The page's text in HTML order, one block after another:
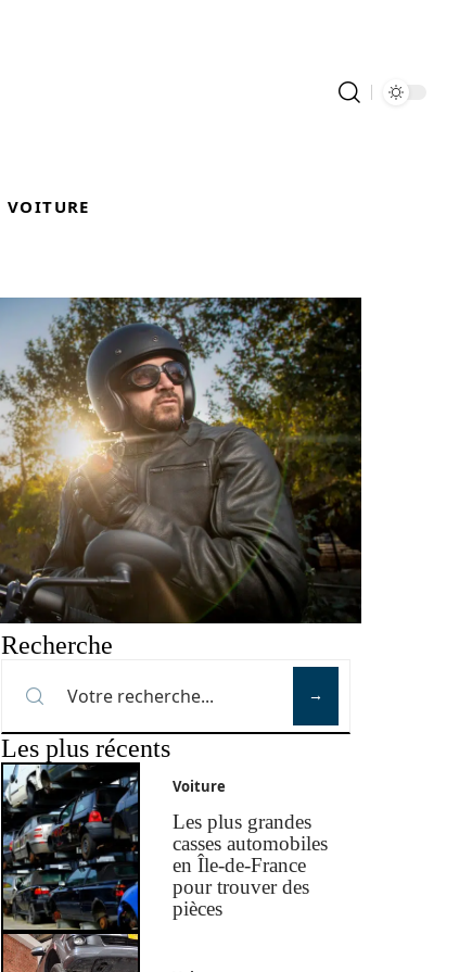
VOITURE
Recherche
Les plus récents
Voiture
Les plus grandes
casses automobiles
en Île-de-France
pour trouver des
pièces